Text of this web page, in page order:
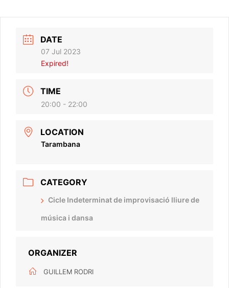
DATE
07 Jul 2023
Expired!
TIME
20:00 - 22:00
LOCATION
Tarambana
CATEGORY
Cicle Indeterminat de improvisació lliure de
música i dansa
ORGANIZER
GUILLEM RODRI